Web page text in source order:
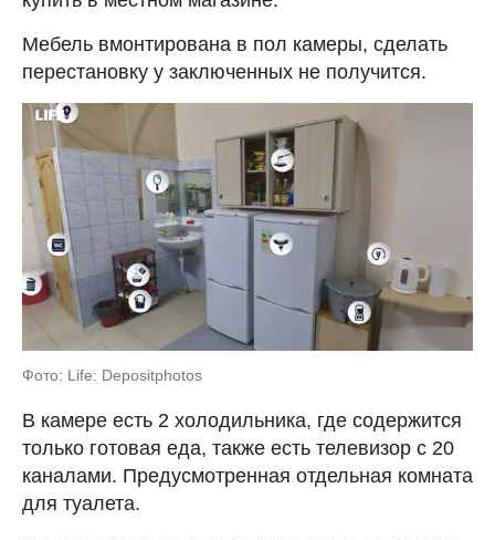
Мебель вмонтирована в пол камеры, сделать
перестановку у заключенных не получится.
Фото: Life: Depositphotos
В камере есть 2 холодильника, где содержится
только готовая еда, также есть телевизор с 20
каналами. Предусмотренная отдельная комната
для туалета.